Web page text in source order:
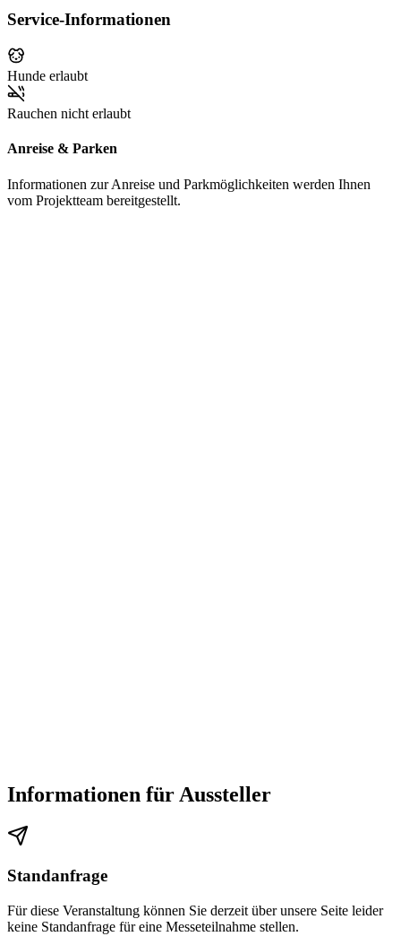
Service-Informationen
Hunde erlaubt
Rauchen nicht erlaubt
Anreise & Parken
Informationen zur Anreise und Parkmöglichkeiten werden Ihnen
vom Projektteam bereitgestellt.
Informationen für Aussteller
Standanfrage
Für diese Veranstaltung können Sie derzeit über unsere Seite leider
keine Standanfrage für eine Messeteilnahme stellen.